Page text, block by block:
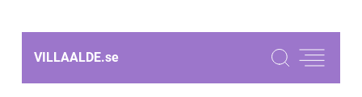
VILLAALDE.se